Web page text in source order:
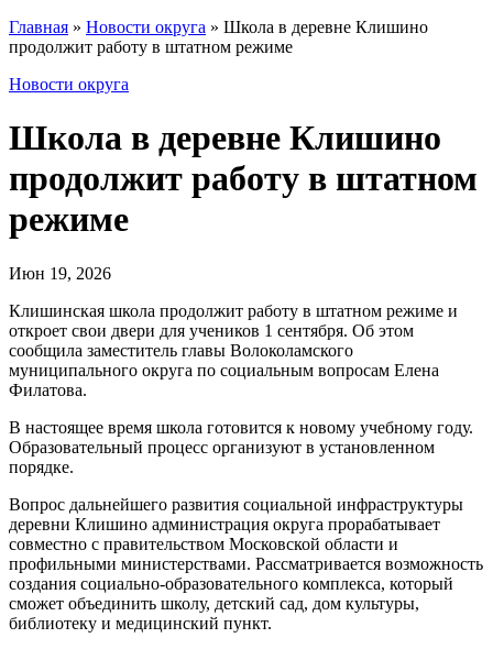
Главная » Новости округа » Школа в деревне Клишино
продолжит работу в штатном режиме
Новости округа
Школа в деревне Клишино
продолжит работу в штатном
режиме
Июн 19, 2026
Клишинская школа продолжит работу в штатном режиме и
откроет свои двери для учеников 1 сентября. Об этом
сообщила заместитель главы Волоколамского
муниципального округа по социальным вопросам Елена
Филатова.
В настоящее время школа готовится к новому учебному году.
Образовательный процесс организуют в установленном
порядке.
Вопрос дальнейшего развития социальной инфраструктуры
деревни Клишино администрация округа прорабатывает
совместно с правительством Московской области и
профильными министерствами. Рассматривается возможность
создания социально-образовательного комплекса, который
сможет объединить школу, детский сад, дом культуры,
библиотеку и медицинский пункт.